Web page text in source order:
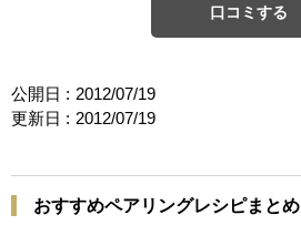
口コミする
公開日 : 2012/07/19
更新日 : 2012/07/19
おすすめペアリングレシピまとめ